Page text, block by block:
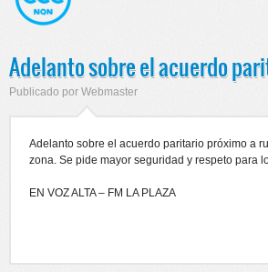
Adelanto sobre el acuerdo
Publicado por Webmaster
Adelanto sobre el acuerdo paritario próximo a
zona. Se pide mayor seguridad y respeto para
EN VOZ ALTA – FM LA PLAZA